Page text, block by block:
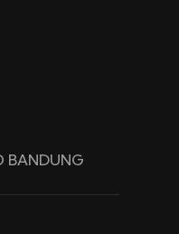
BANDUNG